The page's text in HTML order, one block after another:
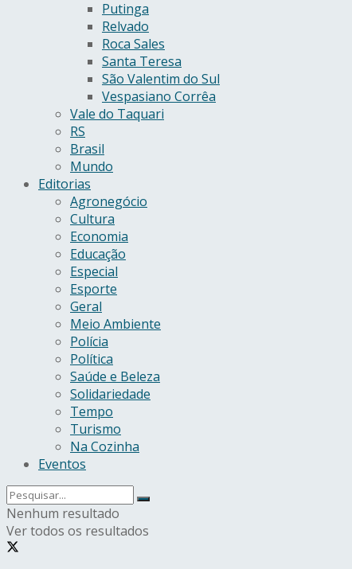
Putinga
Relvado
Roca Sales
Santa Teresa
São Valentim do Sul
Vespasiano Corrêa
Vale do Taquari
RS
Brasil
Mundo
Editorias
Agronegócio
Cultura
Economia
Educação
Especial
Esporte
Geral
Meio Ambiente
Polícia
Política
Saúde e Beleza
Solidariedade
Tempo
Turismo
Na Cozinha
Eventos
Nenhum resultado
Ver todos os resultados